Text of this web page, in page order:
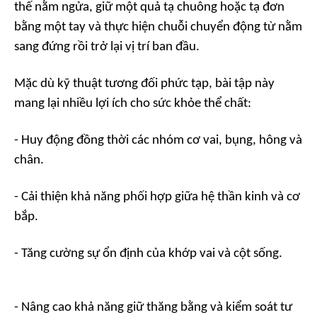
thế nằm ngửa, giữ một quả tạ chuông hoặc tạ đơn
bằng một tay và thực hiện chuỗi chuyển động từ nằm
sang đứng rồi trở lại vị trí ban đầu.
Mặc dù kỹ thuật tương đối phức tạp, bài tập này
mang lại nhiều lợi ích cho sức khỏe thể chất:
- Huy động đồng thời các nhóm cơ vai, bụng, hông và
chân.
- Cải thiện khả năng phối hợp giữa hệ thần kinh và cơ
bắp.
- Tăng cường sự ổn định của khớp vai và cột sống.
- Nâng cao khả năng giữ thăng bằng và kiểm soát tư